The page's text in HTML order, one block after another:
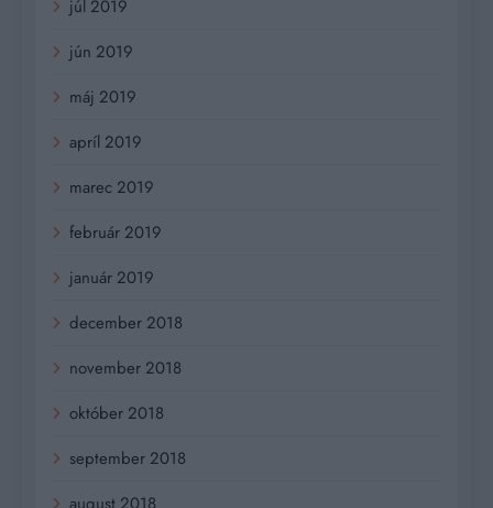
júl 2019
jún 2019
máj 2019
apríl 2019
marec 2019
február 2019
január 2019
december 2018
november 2018
október 2018
september 2018